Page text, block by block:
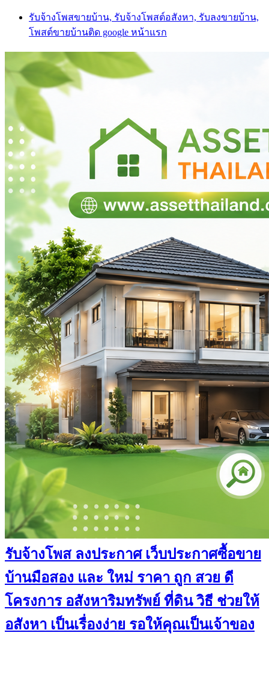
Skip
content
รับจ้างโพสขายบ้าน, รับจ้างโพสต์อสังหา, รับลงขายบ้าน,
โพสต์ขายบ้านติด google หน้าแรก
รับจ้างโพส ลงประกาศ เว็บประกาศซื้อขาย
บ้านมือสอง และ ใหม่ ราคา ถูก สวย ดี
โครงการ อสังหาริมทรัพย์ ที่ดิน วิธี ช่วยให้
อสังหา เป็นเรื่องง่าย รอให้คุณเป็นเจ้าของ